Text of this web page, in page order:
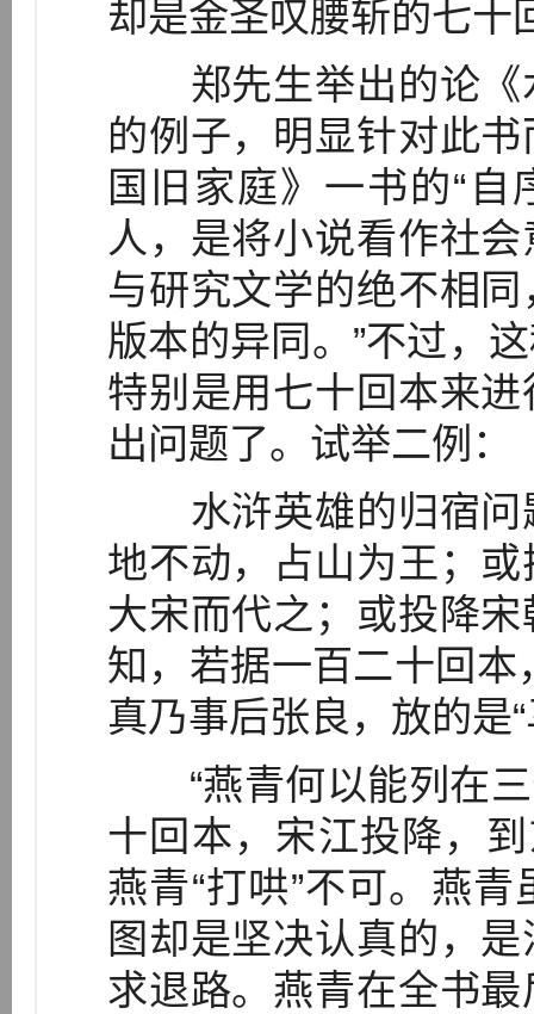
却是金圣叹腰斩的七
郑先生举出的论《
的例子，明显针对此
国旧家庭》一书的“自
人，是将小说看作社
与研究文学的绝不相
版本的异同。”不过，
特别是用七十回本来
出问题了。试举二例：
水浒英雄的归宿问
地不动，占山为王；
大宋而代之；或投降
知，若据一百二十回
真乃事后张良，放的是
“燕青何以能列在三
十回本，宋江投降，
燕青“打哄”不可。燕
图却是坚决认真的，
求退路。燕青在全书